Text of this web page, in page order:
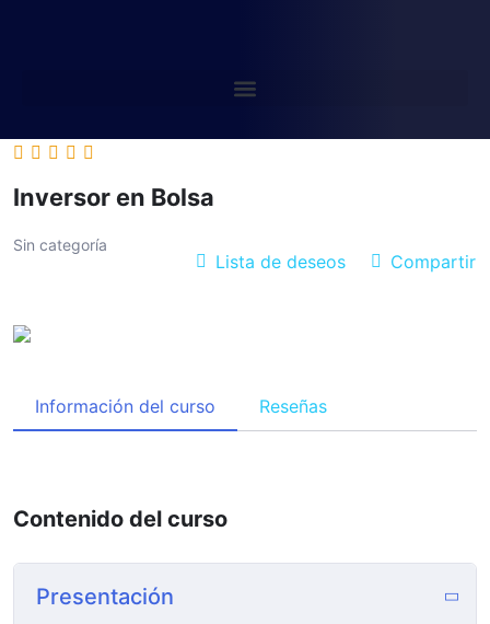
Inversor en Bolsa
Sin categoría
Lista de deseos Compartir
Información del curso Reseñas
Contenido del curso
Presentación